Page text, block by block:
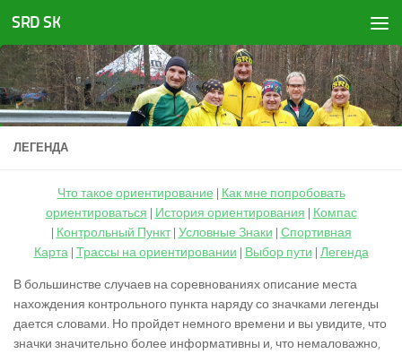
Перейти к содержимому
SRD SK
ЛЕГЕНДА
Что такое ориентирование | Как мне попробовать
ориентироваться | История ориентирования | Компас
| Контрольный Пункт| Условные Знаки | Спортивная
Карта| Трассы на ориентировании | Выбор пути | Легенда
В большинстве случаев на соревнованиях описание места
нахождения контрольного пункта наряду со значками легенды
дается словами. Но пройдет немного времени и вы увидите, что
значки значительно более информативны и, что немаловажно,